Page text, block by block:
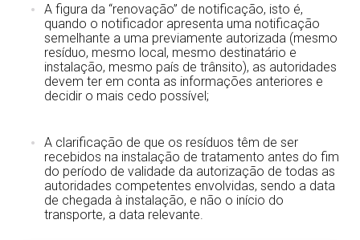
A figura da “renovação” de notificação, isto é,
quando o notificador apresenta uma notificação
semelhante a uma previamente autorizada (mesmo
resíduo, mesmo local, mesmo destinatário e
instalação, mesmo país de trânsito), as autoridades
devem ter em conta as informações anteriores e
decidir o mais cedo possível;
A clarificação de que os resíduos têm de ser
recebidos na instalação de tratamento antes do fim
do período de validade da autorização de todas as
autoridades competentes envolvidas, sendo a data
de chegada à instalação, e não o início do
transporte, a data relevante.